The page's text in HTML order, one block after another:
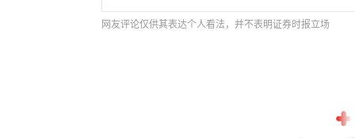
网友评论仅供其表达个人看法，并不表明证券时报立场